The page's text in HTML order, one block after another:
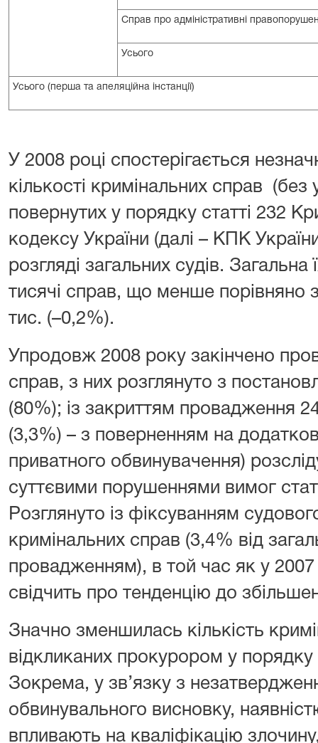
Справ про адміністративні
Усього
Усього (перша та апеляційна інстанції)
У 2008 році спостерігається
кількості кримінальних справ (без
повернутих у порядку статті 232
кодексу України (далі – КПК
розгляді загальних судів. Загальна
тисячі справ, що менше порівняно
тис. (–0,2%).
Упродовж 2008 року закінчено
справ, з них розглянуто з
(80%); із закриттям провадження
(3,3%) – з поверненням на
приватного обвинувачення)
суттєвими порушеннями вимог
Розглянуто із фіксуванням
кримінальних справ (3,4% від
провадженням), в той час як у
свідчить про тенденцію до
Значно зменшилась кількість
відкликаних прокурором у порядку
Зокрема, у зв’язку з
обвинувального висновку,
впливають на кваліфікацію